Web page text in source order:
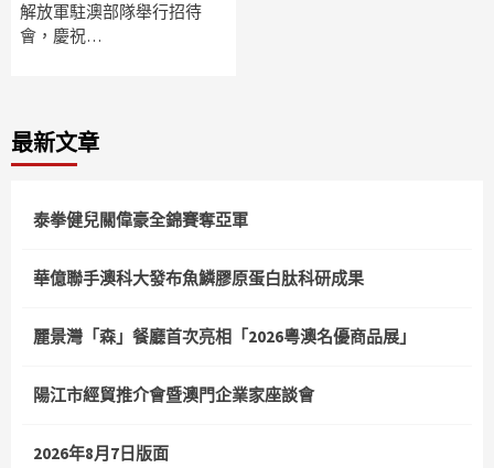
解放軍駐澳部隊舉行招待
會，慶祝…
最新文章
泰拳健兒關偉豪全錦賽奪亞軍
華億聯手澳科大發布魚鱗膠原蛋白肽科研成果
麗景灣「森」餐廳首次亮相「2026粵澳名優商品展」
陽江市經貿推介會暨澳門企業家座談會
2026年8月7日版面